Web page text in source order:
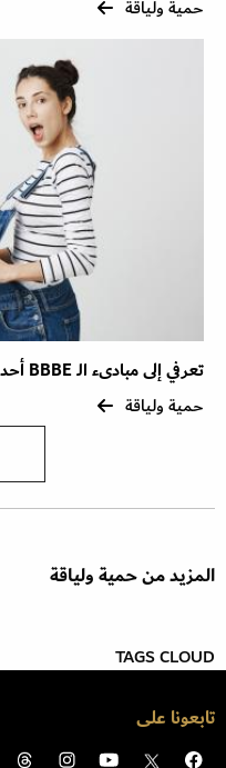
حمية ولياقة
تعرفي إلى مبادىء الـ BBBE أحدث الحميات الغذائية المبتكرة
حمية ولياقة
المزيد من حمية ولياقة
TAGS CLOUD
تابعونا على